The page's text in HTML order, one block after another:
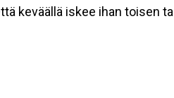
keväällä iskee ihan toisen